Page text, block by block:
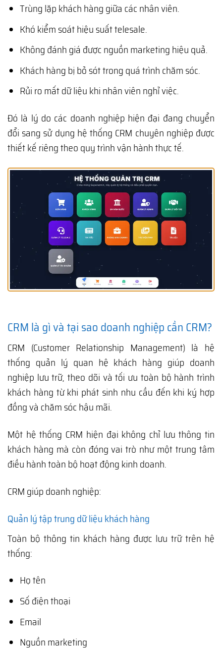
Trùng lặp khách hàng giữa các nhân viên.
Khó kiểm soát hiệu suất telesale.
Không đánh giá được nguồn marketing hiệu quả.
Khách hàng bị bỏ sót trong quá trình chăm sóc.
Rủi ro mất dữ liệu khi nhân viên nghỉ việc.
Đó là lý do các doanh nghiệp hiện đại đang chuyển
đổi sang sử dụng hệ thống CRM chuyên nghiệp được
thiết kế riêng theo quy trình vận hành thực tế.
CRM là gì và tại sao doanh nghiệp cần CRM?
CRM (Customer Relationship Management) là hệ
thống quản lý quan hệ khách hàng giúp doanh
nghiệp lưu trữ, theo dõi và tối ưu toàn bộ hành trình
khách hàng từ khi phát sinh nhu cầu đến khi ký hợp
đồng và chăm sóc hậu mãi.
Một hệ thống CRM hiện đại không chỉ lưu thông tin
khách hàng mà còn đóng vai trò như một trung tâm
điều hành toàn bộ hoạt động kinh doanh.
CRM giúp doanh nghiệp:
Quản lý tập trung dữ liệu khách hàng
Toàn bộ thông tin khách hàng được lưu trữ trên hệ
thống:
Họ tên
Số điện thoại
Email
Nguồn marketing